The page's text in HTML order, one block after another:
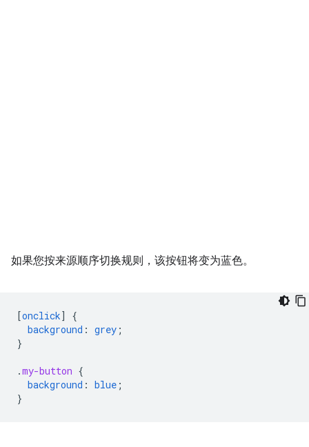
如果您按来源顺序切换规则，该按钮将变为蓝色。
[onclick]
{
background : grey ;
}
.my-button {
background : blue ;
}